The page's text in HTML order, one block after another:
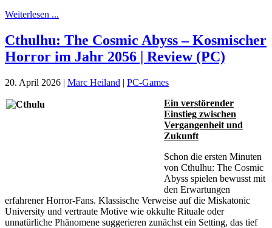
Weiterlesen ...
Cthulhu: The Cosmic Abyss – Kosmischer
Horror im Jahr 2056 | Review (PC)
20. April 2026 | Marc Heiland | PC-Games
Ein verstörender
Einstieg zwischen
Vergangenheit und
Zukunft
Schon die ersten Minuten
von Cthulhu: The Cosmic
Abyss spielen bewusst mit
den Erwartungen
erfahrener Horror-Fans. Klassische Verweise auf die Miskatonic
University und vertraute Motive wie okkulte Rituale oder
unnatürliche Phänomene suggerieren zunächst ein Setting, das tief